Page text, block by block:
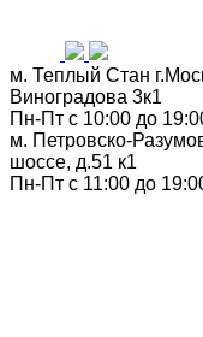
м. Теплый Стан
Виноградова 3к1
Пн-Пт с 10:00 до
м. Петровско-
шоссе, д.51 к1
Пн-Пт с 11:00 до